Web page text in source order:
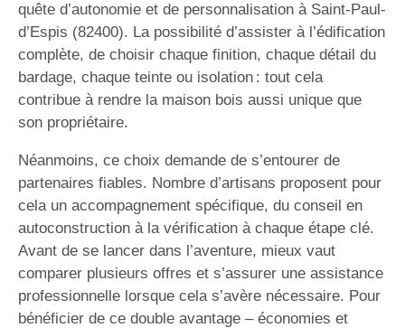
quête d’autonomie et de personnalisation à Saint-Paul-
d’Espis (82400). La possibilité d’assister à l’édification
complète, de choisir chaque finition, chaque détail du
bardage, chaque teinte ou isolation : tout cela
contribue à rendre la maison bois aussi unique que
son propriétaire.
Néanmoins, ce choix demande de s’entourer de
partenaires fiables. Nombre d’artisans proposent pour
cela un accompagnement spécifique, du conseil en
autoconstruction à la vérification à chaque étape clé.
Avant de se lancer dans l’aventure, mieux vaut
comparer plusieurs offres et s’assurer une assistance
professionnelle lorsque cela s’avère nécessaire. Pour
bénéficier de ce double avantage – économies et